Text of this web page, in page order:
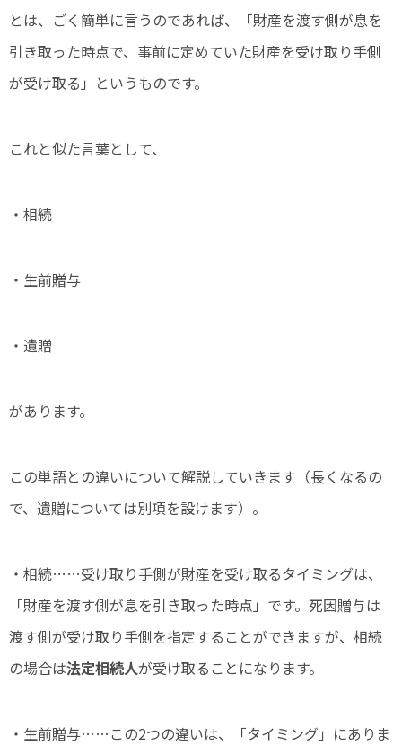
とは、ごく簡単に言うのであれば、「財産を渡す側が息を
引き取った時点で、事前に定めていた財産を受け取り手側
が受け取る」というものです。
これと似た言葉として、
・相続
・生前贈与
・遺贈
があります。
この単語との違いについて解説していきます（長くなるの
で、遺贈については別項を設けます）。
・相続……受け取り手側が財産を受け取るタイミングは、
「財産を渡す側が息を引き取った時点」です。死因贈与は
渡す側が受け取り手側を指定することができますが、相続
の場合は法定相続人が受け取ることになります。
・生前贈与……この2つの違いは、「タイミング」にありま